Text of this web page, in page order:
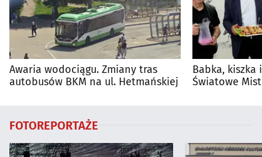
Awaria wodociągu. Zmiany tras
autobusów BKM na ul. Hetmańskiej
Babka, kiszka
Światowe
FOTOREPORTAŻE